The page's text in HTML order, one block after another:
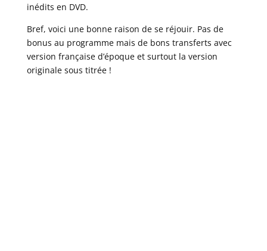
inédits en DVD.
Bref, voici une bonne raison de se réjouir. Pas de
bonus au programme mais de bons transferts avec
version française d’époque et surtout la version
originale sous titrée !